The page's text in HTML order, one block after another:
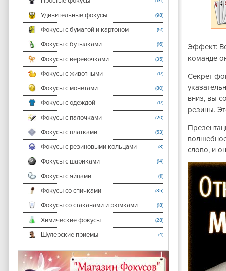
Удивительные фокусы (98)
Фокусы с бумагой и картоном (51)
Фокусы с бутылками (16)
Фокусы с веревочками (35)
Фокусы с животными (17)
Фокусы с монетами (80)
Фокусы с одеждой (17)
Фокусы с палочками (20)
Фокусы с платками (53)
Фокусы с резиновыми кольцами (8)
Фокусы с шариками (14)
Фокусы с яйцами (11)
Фокусы со спичками (35)
Фокусы со стаканами и рюмками (18)
Химические фокусы (28)
Шулерские приемы (4)
Эффект:
команде
Секрет
вниз, вы
резины.
слово, и